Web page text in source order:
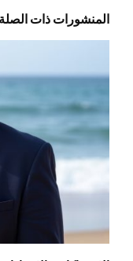
المنشورات ذات الصلة